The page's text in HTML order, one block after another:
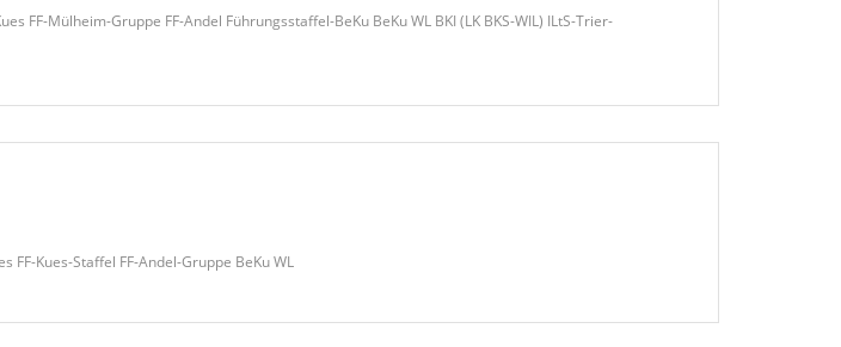
FF-Mülheim-Gruppe FF-Andel Führungsstaffel-BeKu BeKu WL BKI (LK BKS-WIL) ILtS-Trier-
FF-Kues-Staffel FF-Andel-Gruppe BeKu WL